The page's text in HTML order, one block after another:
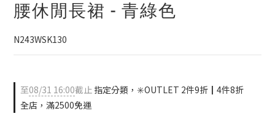
腰休閒長裙 - 青綠色
N243WSK130
至08/31 16:00截止 指定分類，✳️OUTLET 2件9折┃4件8折
全店，滿2500免運